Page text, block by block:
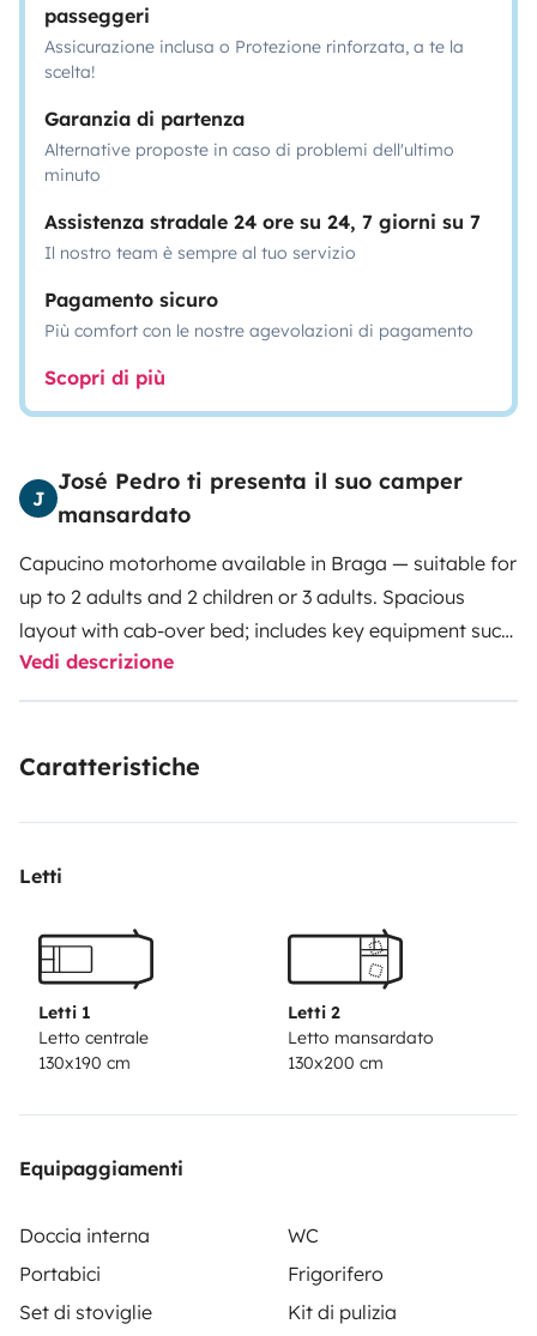
passeggeri
Assicurazione inclusa o Protezione rinforzata, a te la
scelta!
Garanzia di partenza
Alternative proposte in caso di problemi dell'ultimo
minuto
Assistenza stradale 24 ore su 24, 7 giorni su 7
Il nostro team è sempre al tuo servizio
Pagamento sicuro
Più comfort con le nostre agevolazioni di pagamento
Scopri di più
J
José Pedro ti presenta il suo camper
mansardato
Capucino motorhome available in Braga — suitable for
up to 2 adults and 2 children or 3 adults. Spacious
layout with cab-over bed; includes key equipment such
as solar panels, a fully equipped kitchen (stove and
fridge), bathroom with shower, heating,
family trips or long weekends. Check the calendar and
Vedi descrizione
Caratteristiche
Letti
Letti 1
Letto centrale
130x190 cm
Letti 2
Letto mansardato
130x200 cm
Equipaggiamenti
Doccia interna
WC
Portabici
Frigorifero
Set di stoviglie
Kit di pulizia